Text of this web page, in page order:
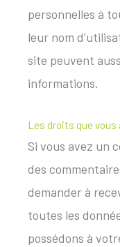
personnelles à
leur nom
site peuvent
informations.
Les droits que vous
Si vous avez un
des
demander à
toutes les
possédons à